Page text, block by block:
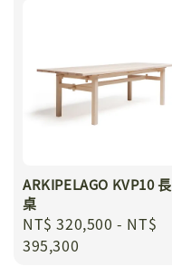
ARKIPELAGO KVP10 長
桌
Regular
price
NT$ 320,500 - NT$
395,300